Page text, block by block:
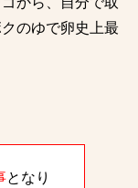
のゆで卵史上最
となり